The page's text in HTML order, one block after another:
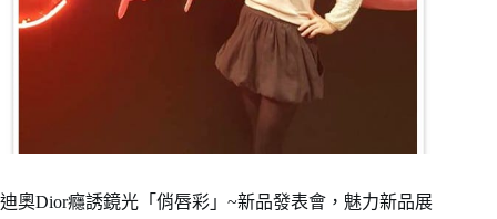
迪奧Dior癮誘鏡光「俏唇彩」~新品發表會，魅力新品展